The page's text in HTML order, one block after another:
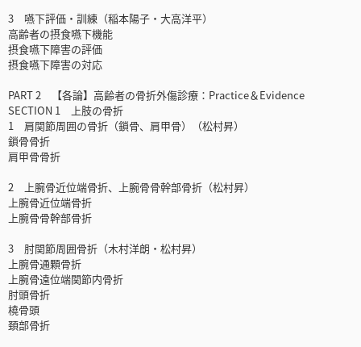
3 嚥下評価・訓練（稲本陽子・大高洋平）
高齢者の摂食嚥下機能
摂食嚥下障害の評価
摂食嚥下障害の対応
PART 2 【各論】高齢者の骨折外傷診療：Practice＆Evidence
SECTION 1 上肢の骨折
1 肩関節周囲の骨折（鎖骨、肩甲骨）（松村昇）
鎖骨骨折
肩甲骨骨折
2 上腕骨近位端骨折、上腕骨骨幹部骨折（松村昇）
上腕骨近位端骨折
上腕骨骨幹部骨折
3 肘関節周囲骨折（木村洋朗・松村昇）
上腕骨通顆骨折
上腕骨遠位端関節内骨折
肘頭骨折
橈骨頭
頚部骨折